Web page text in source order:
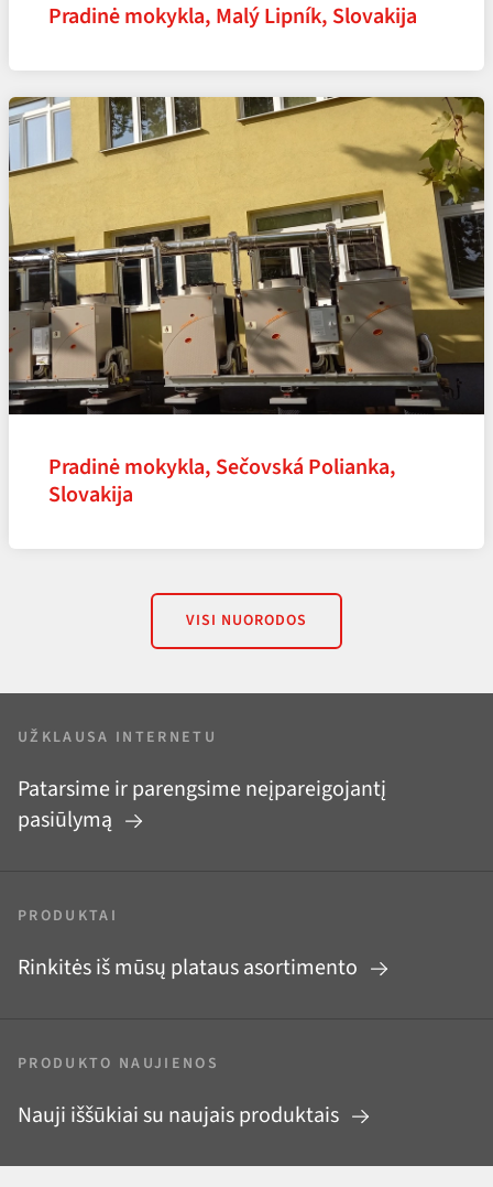
Pradinė mokykla, Malý Lipník, Slovakija
Pradinė mokykla, Sečovská Polianka,
Slovakija
VISI NUORODOS
UŽKLAUSA INTERNETU
Patarsime ir parengsime neįpareigojantį
pasiūlymą
PRODUKTAI
Rinkitės iš mūsų plataus asortimento
PRODUKTO NAUJIENOS
Nauji iššūkiai su naujais produktais